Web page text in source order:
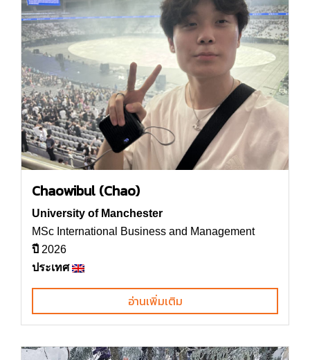
Chaowibul (Chao)
University of Manchester
MSc International Business and Management
ปี 2026
ประเทศ
อ่านเพิ่มเติม